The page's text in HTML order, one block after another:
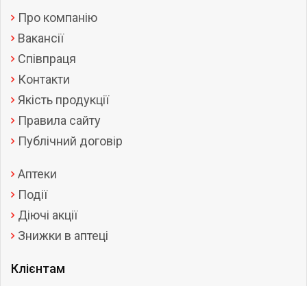
Про компанію
Вакансії
Співпраця
Контакти
Якість продукції
Правила сайту
Публічний договір
Аптеки
Події
Діючі акції
Знижки в аптеці
Клієнтам